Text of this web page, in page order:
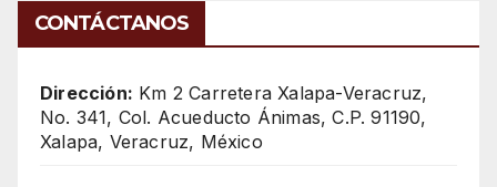
CONTÁCTANOS
Dirección: Km 2 Carretera Xalapa-Veracruz,
No. 341, Col. Acueducto Ánimas, C.P. 91190,
Xalapa, Veracruz, México